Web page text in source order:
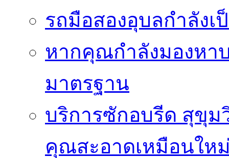
รถมือสองอุบลกำลัง
หากคุณกำลังมองหา
มาตรฐาน
บริการซักอบรีด สุขุ
คุณสะอาดเหมือนให